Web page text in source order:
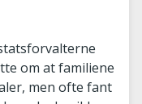
om at familiene
men ofte fant